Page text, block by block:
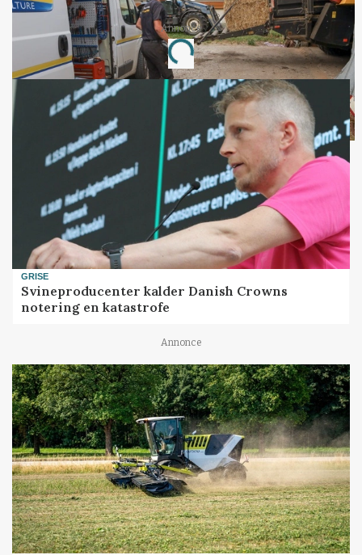
Annonce
Loading...
GRISE
Svineproducenter kalder Danish Crowns
notering en katastrofe
Annonce